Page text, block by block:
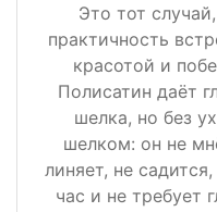
Это тот
практичность
красотой и
Полисатин даёт
шелка, но без
шелком: он не
линяет, не
час и не требует